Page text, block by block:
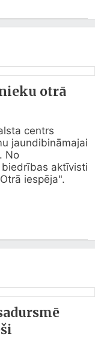
otrā
centrs
jaundibināmajai
No
aktīvisti
iespēja".